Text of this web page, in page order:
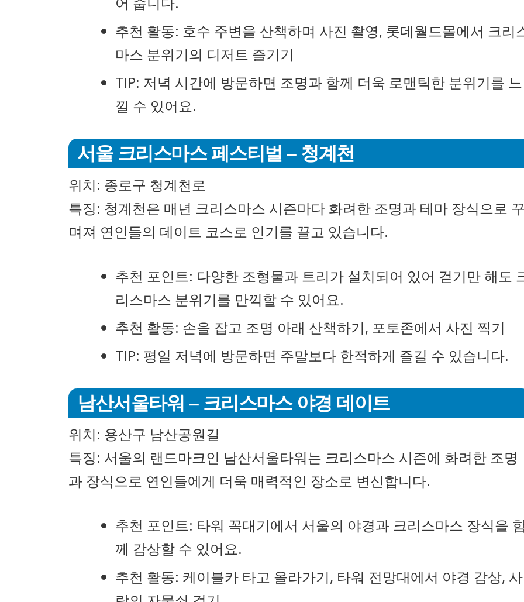
추천 활동: 호수 주변을 산책하며 사진 촬영, 롯데월드몰에서 크리
마스 분위기의 디저트 즐기기
TIP: 저녁 시간에 방문하면 조명과 함께 더욱 로맨틱한 분위기를 느
낄 수 있어요.
서울 크리스마스 페스티벌 – 청계천
위치: 종로구 청계천로
특징: 청계천은 매년 크리스마스 시즌마다 화려한 조명과 테마 장식으로
며져 연인들의 데이트 코스로 인기를 끌고 있습니다.
추천 포인트: 다양한 조형물과 트리가 설치되어 있어 걷기만 해도
리스마스 분위기를 만끽할 수 있어요.
추천 활동: 손을 잡고 조명 아래 산책하기, 포토존에서 사진 찍기
TIP: 평일 저녁에 방문하면 주말보다 한적하게 즐길 수 있습니다.
남산서울타워 – 크리스마스 야경 데이트
위치: 용산구 남산공원길
특징: 서울의 랜드마크인 남산서울타워는 크리스마스 시즌에 화려한 조명
과 장식으로 연인들에게 더욱 매력적인 장소로 변신합니다.
추천 포인트: 타워 꼭대기에서 서울의 야경과 크리스마스 장식을
께 감상할 수 있어요.
추천 활동: 케이블카 타고 올라가기, 타워 전망대에서 야경 감상, 사